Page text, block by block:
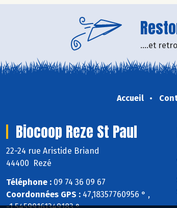
....et
Accueil
Biocoop Reze St Paul
22-24 rue Aristide Briand
44400 Rezé
Téléphone : 09 74 36 09 67
Coordonnées GPS : 47,18357760956 ° ,